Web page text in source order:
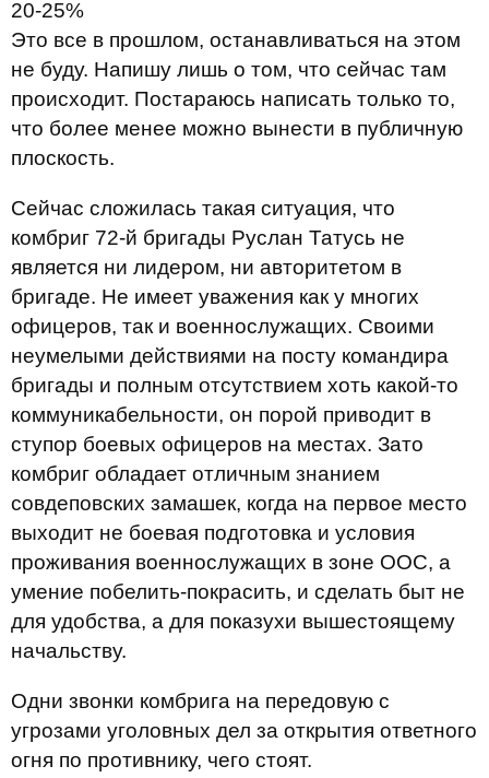
20-25%
Это все в прошлом, останавливаться на этом
не буду. Напишу лишь о том, что сейчас там
происходит. Постараюсь написать только то,
что более менее можно вынести в публичную
плоскость.
Сейчас сложилась такая ситуация, что
комбриг 72-й бригады Руслан Татусь не
является ни лидером, ни авторитетом в
бригаде. Не имеет уважения как у многих
офицеров, так и военнослужащих. Своими
неумелыми действиями на посту командира
бригады и полным отсутствием хоть какой-то
коммуникабельности, он порой приводит в
ступор боевых офицеров на местах. Зато
комбриг обладает отличным знанием
совдеповских замашек, когда на первое место
выходит не боевая подготовка и условия
проживания военнослужащих в зоне ООС, а
умение побелить-покрасить, и сделать быт не
для удобства, а для показухи вышестоящему
начальству.
Одни звонки комбрига на передовую с
угрозами уголовных дел за открытия ответного
огня по противнику, чего стоят.